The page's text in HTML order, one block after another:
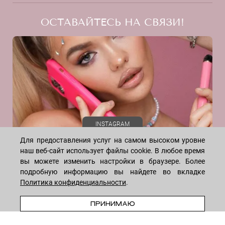
Скидки
Договор оферты
Политика конфиденциальности
Реквизиты
Отзывы
Даю согласие на рекламную рассылку
ОСТАВАЙТЕСЬ НА СВЯЗИ!
INSTAGRAM
WHATSAPP TELEGRAM VK
* Meta признана экстремистской организацией и запрещена на
Для предоставления услуг на самом высоком уровне
наш веб-сайт использует файлы cookie. В любое время
вы можете изменить настройки в браузере. Более
подробную информацию вы найдете во вкладке
Политика конфиденциальности.
ПРИНИМАЮ